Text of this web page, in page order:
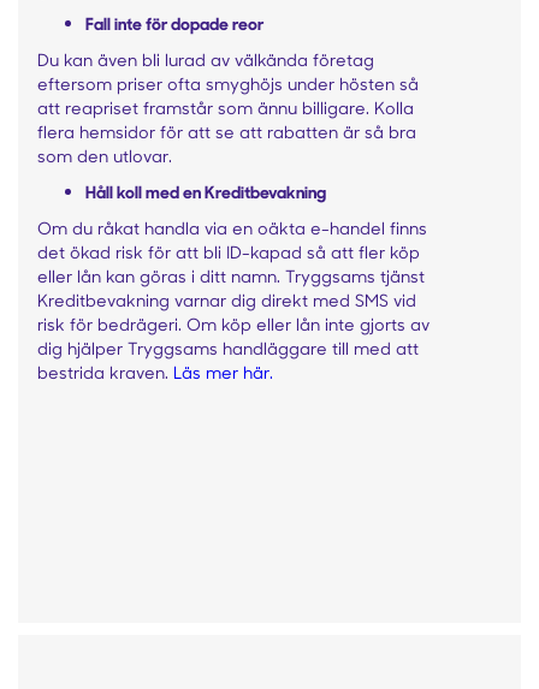
Fall inte för dopade reor
Du kan även bli lurad av välkända företag
eftersom priser ofta smyghöjs under hösten så
att reapriset framstår som ännu billigare. Kolla
flera hemsidor för att se att rabatten är så bra
som den utlovar.
Håll koll med en Kreditbevakning
Om du råkat handla via en oäkta e-handel finns
det ökad risk för att bli ID-kapad så att fler köp
eller lån kan göras i ditt namn. Tryggsams tjänst
Kreditbevakning varnar dig direkt med SMS vid
risk för bedrägeri. Om köp eller lån inte gjorts av
dig hjälper Tryggsams handläggare till med att
bestrida kraven. Läs mer här.